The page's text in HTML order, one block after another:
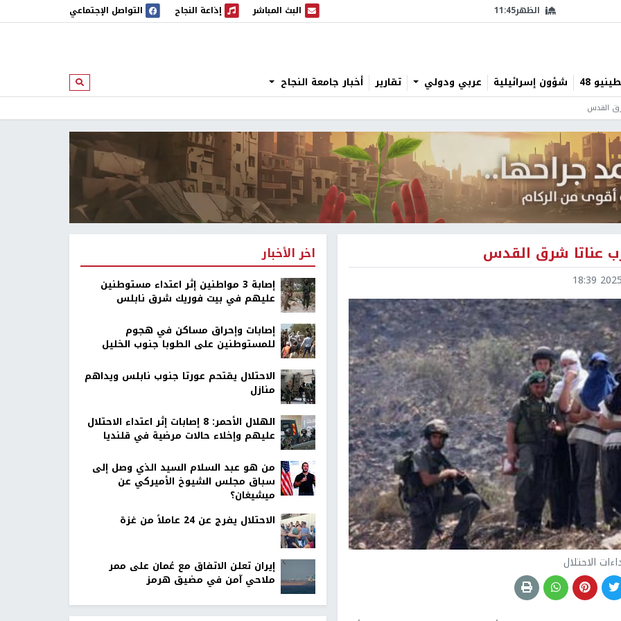
الظهر11:45 البث المباشر
البث المباشر إذاعة النجاح
إذاعة النجاح التواصل الإجتماعي
48 شؤون إسرائيلية عربي ودولي تقارير أخبار جامعة النجاح ابحث
القدس
عناتا شرق القدس
2025-
الاحتلال
اخر الأخبار
إصابة 3 مواطنين إثر اعتداء مستوطنين
عليهم في بيت فوريك شرق نابلس
إصابات وإحراق مساكن في هجوم
للمستوطنين على الطوبا جنوب الخليل
الاحتلال يقتحم عورتا جنوب نابلس ويداهم
منازل
الهلال الأحمر: 8 إصابات إثر اعتداء الاحتلال
عليهم وإخلاء حالات مرضية في قلنديا
من هو عبد السلام السيد الذي وصل إلى
سباق مجلس الشيوخ الأميركي عن
ميشيغان؟
الاحتلال يفرج عن 24 عاملاً من غزة
إيران تعلن الاتفاق مع عُمان على ممر
ملاحي آمن في مضيق هرمز